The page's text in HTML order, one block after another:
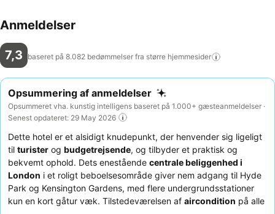
Anmeldelser
7,3 baseret på 8.082 bedømmelser fra større hjemmesider
Opsummering af anmeldelser
Opsummeret vha. kunstig intelligens baseret på 1.000+ gæsteanmeldelser ·
Senest opdateret: 29 May 2026
Dette hotel er et alsidigt knudepunkt, der henvender sig ligeligt
til turister og budgetrejsende, og tilbyder et praktisk og
bekvemt ophold. Dets enestående centrale beliggenhed i
London i et roligt beboelsesområde giver nem adgang til Hyde
Park og Kensington Gardens, med flere undergrundsstationer
kun en kort gåtur væk. Tilstedeværelsen af aircondition på alle